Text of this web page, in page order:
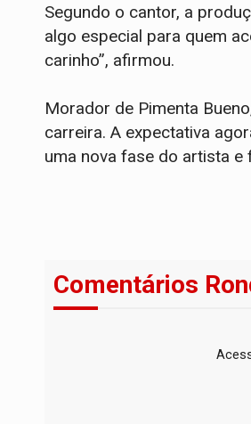
Segundo o cantor, a
algo especial para quem
carinho”, afirmou.
Morador de Pimenta
carreira. A expectativa
uma nova fase do artista
Comentários